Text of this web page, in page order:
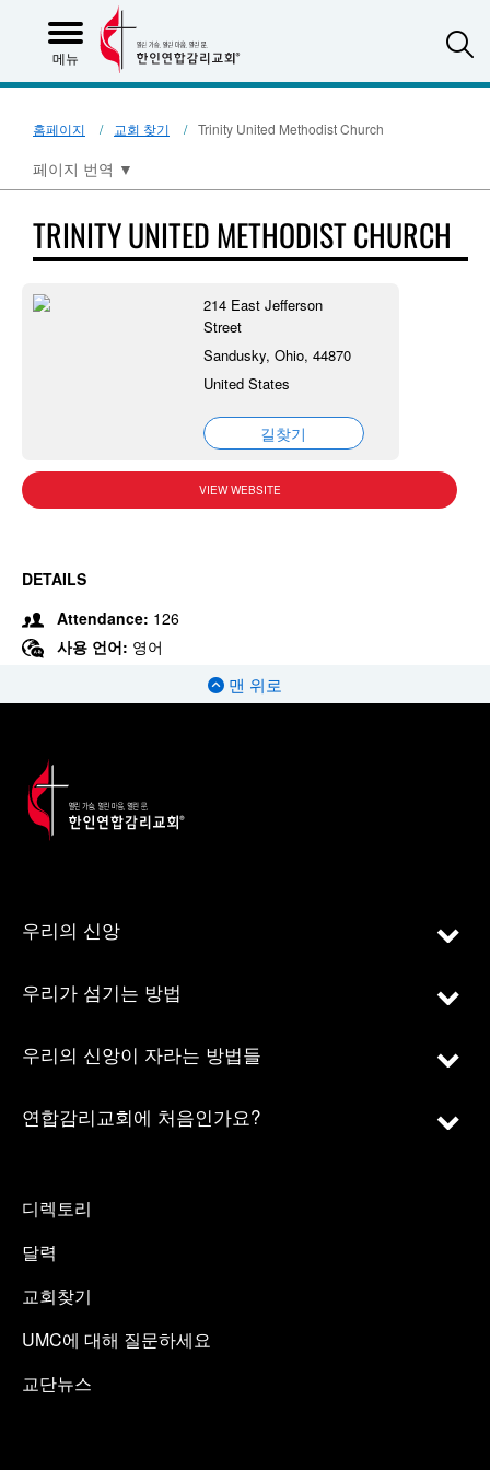
메뉴
홈페이지 교회 찾기 Trinity United Methodist Church
페이지 번역 ▼
TRINITY UNITED METHODIST CHURCH
214 East Jefferson
Street
Sandusky, Ohio, 44870
United States
길찾기
VIEW WEBSITE
DETAILS
Attendance: 126
사용 언어: 영어
맨 위로
우리의 신앙
우리가 섬기는 방법
우리의 신앙이 자라는 방법들
연합감리교회에 처음인가요?
디렉토리
달력
교회찾기
UMC에 대해 질문하세요
교단뉴스